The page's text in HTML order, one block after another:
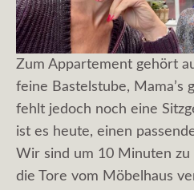
Zum Appartement gehört
feine Bastelstube, Mama’s
fehlt jedoch noch eine
ist es heute, einen
Wir sind um 10 Minuten zu
die Tore vom Möbelhaus